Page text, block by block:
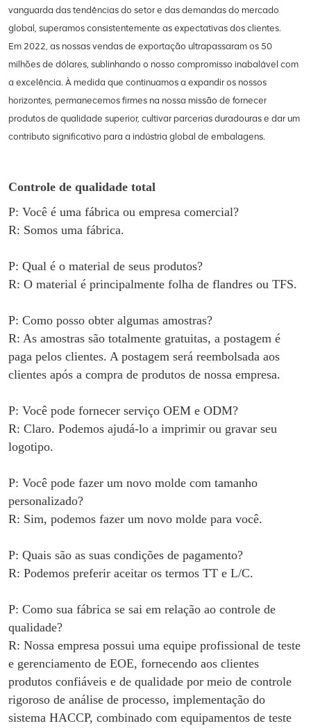
vanguarda das tendências do setor e das demandas do mercado
global, superamos consistentemente as expectativas dos clientes.
Em 2022, as nossas vendas de exportação ultrapassaram os 50
milhões de dólares, sublinhando o nosso compromisso inabalável com
a excelência. À medida que continuamos a expandir os nossos
horizontes, permanecemos firmes na nossa missão de fornecer
produtos de qualidade superior, cultivar parcerias duradouras e dar um
contributo significativo para a indústria global de embalagens.
Controle de qualidade total
P: Você é uma fábrica ou empresa comercial?
R: Somos uma fábrica.
P: Qual é o material de seus produtos?
R: O material é principalmente folha de flandres ou TFS.
P: Como posso obter algumas amostras?
R: As amostras são totalmente gratuitas, a postagem é
paga pelos clientes. A postagem será reembolsada aos
clientes após a compra de produtos de nossa empresa.
P: Você pode fornecer serviço OEM e ODM?
R: Claro. Podemos ajudá-lo a imprimir ou gravar seu
logotipo.
P: Você pode fazer um novo molde com tamanho
personalizado?
R: Sim, podemos fazer um novo molde para você.
P: Quais são as suas condições de pagamento?
R: Podemos preferir aceitar os termos TT e L/C.
P: Como sua fábrica se sai em relação ao controle de
qualidade?
R: Nossa empresa possui uma equipe profissional de teste
e gerenciamento de EOE, fornecendo aos clientes
produtos confiáveis e de qualidade por meio de controle
rigoroso de análise de processo, implementação do
sistema HACCP, combinado com equipamentos de teste